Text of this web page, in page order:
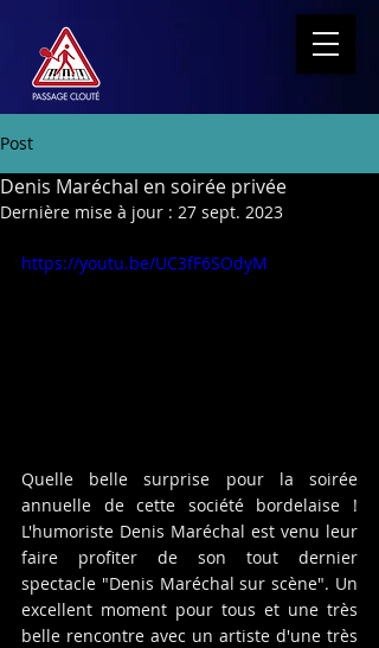
Post
Denis Maréchal en soirée privée
Dernière mise à jour : 27 sept. 2023
https://youtu.be/UC3fF6SOdyM
Quelle belle surprise pour la soirée
annuelle de cette société bordelaise !
L'humoriste Denis Maréchal est venu leur
faire profiter de son tout dernier
spectacle "Denis Maréchal sur scène". Un
excellent moment pour tous et une très
belle rencontre avec un artiste d'une très